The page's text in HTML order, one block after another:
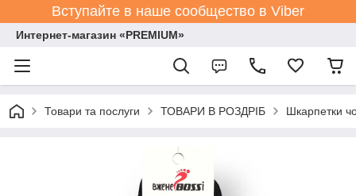
Вступайте в наше сообщество в Viber
Интернет-магазин «PREMIUM»
Товари та послуги ТОВАРИ В РОЗДРІБ Шкарпетки